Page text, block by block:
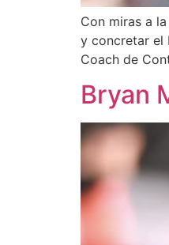
Con miras a
y concretar el
Coach de
Bryan